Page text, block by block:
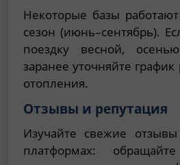
Некоторые базы
сезон (июнь–сентябрь).
поездку весной,
заранее уточняйте
отопления.
Отзывы и репутация
Изучайте свежие
платформах: